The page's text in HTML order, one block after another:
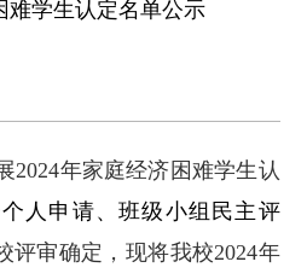
难学生认定名单公示
年家庭经济困难学生认
人申请、班级小组民主评
评审确定，现将我校2024年